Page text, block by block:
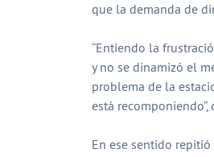
que la demanda de
“Entiendo la
y no se dinamizó el
problema de la
está recomponiendo”,
En ese sentido repitió